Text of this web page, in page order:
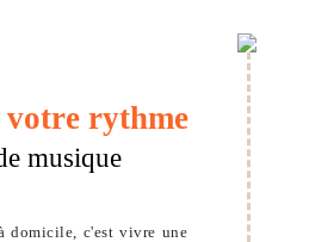
votre rythme
musique
domicile, c'est vivre une